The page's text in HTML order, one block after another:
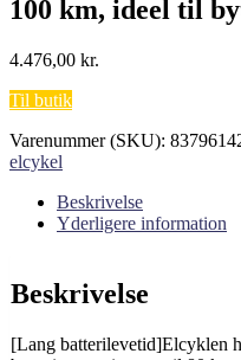
100 km, ideel til
4.476,00 kr.
Til butik
Varenummer (SKU):
elcykel
Beskrivelse
Yderligere information
Beskrivelse
[Lang batterilevetid]Elcyklen